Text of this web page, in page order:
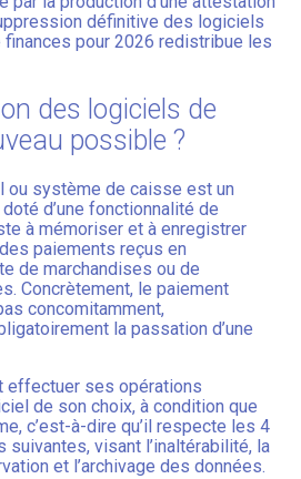
définitive des logiciels
pour 2026 redistribue les
des logiciels de
possible ?
ou système de caisse est un
d’une fonctionnalité de
à mémoriser et à enregistrer
paiements reçus en
de marchandises ou de
Concrètement, le paiement
concomitamment,
la passation d’une
effectuer ses opérations
de son choix, à condition que
c’est-à-dire qu’il respecte les 4
suivantes, visant l’inaltérabilité, la
et l’archivage des données.